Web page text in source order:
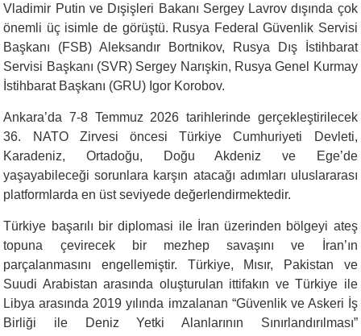
Vladimir Putin ve Dışişleri Bakanı Sergey Lavrov dışında çok
önemli üç isimle de görüştü. Rusya Federal Güvenlik Servisi
Başkanı (FSB) Aleksandır Bortnikov, Rusya Dış İstihbarat
Servisi Başkanı (SVR) Sergey Narışkin, Rusya Genel Kurmay
İstihbarat Başkanı (GRU) Igor Korobov.
Ankara’da 7-8 Temmuz 2026 tarihlerinde gerçekleştirilecek
36. NATO Zirvesi öncesi Türkiye Cumhuriyeti Devleti,
Karadeniz, Ortadoğu, Doğu Akdeniz ve Ege’de
yaşayabileceği sorunlara karşın atacağı adımları uluslararası
platformlarda en üst seviyede değerlendirmektedir.
Türkiye başarılı bir diplomasi ile İran üzerinden bölgeyi ateş
topuna çevirecek bir mezhep savaşını ve İran’ın
parçalanmasını engellemiştir. Türkiye, Mısır, Pakistan ve
Suudi Arabistan arasında oluşturulan ittifakın ve Türkiye ile
Libya arasında 2019 yılında imzalanan “Güvenlik ve Askeri İş
Birliği ile Deniz Yetki Alanlarının Sınırlandırılması”